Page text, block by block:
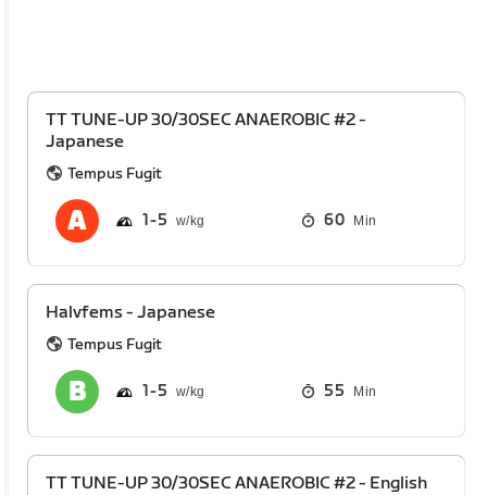
TT TUNE-UP 30/30SEC ANAEROBIC #2 -
Japanese
Tempus Fugit
1 5 60 Min
Halvfems - Japanese
Tempus Fugit
1 5 55 Min
TT TUNE-UP 30/30SEC ANAEROBIC #2 - English